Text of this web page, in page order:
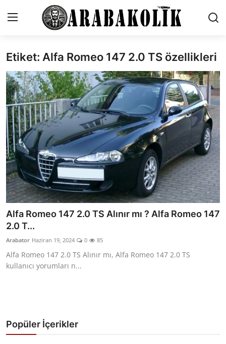
İletişim
Genel
Karşılaştırmalar
Testler
Markalar
Öneriler
Motosiklet
Paketler
Yağlar
Oto Bilgi
Etiket: Alfa Romeo 147 2.0 TS özellikleri
Alfa Romeo 147 2.0 TS Alınır mı ? Alfa Romeo 147
2.0 T...
Arabator Haziran 19, 2024 0 85
Alfa Romeo 147 2.0 TS Alınır mı, Alfa Romeo 147 2.0 TS
kullanıcı yorumları n...
Popüler İçerikler